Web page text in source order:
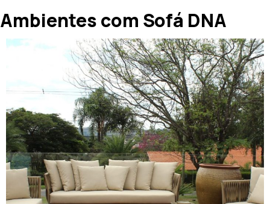
Ambientes com Sofá DNA